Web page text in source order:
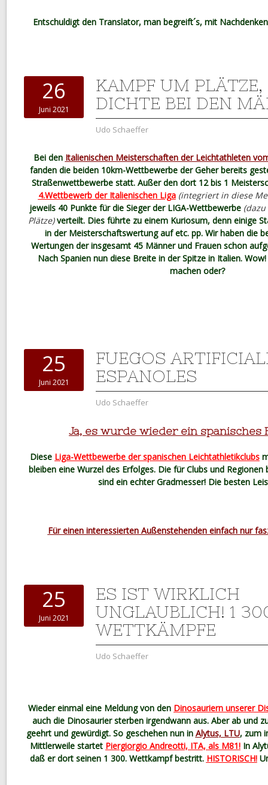
Entschuldigt den Translator, man begreift´s, mit
26
Juni 2021
KAMPF UM PLÄTZE,
DICHTE BEI DEN
Udo Schaeffer
Bei den Italienischen Meisterschaften der Leichtathleten
fanden die beiden 10km-Wettbewerbe der Geher bereits
Straßenwettbewerbe statt. Außer den dort 12 bis 1
4.Wettbewerb der Italienischen Liga (integriert in diese
jeweils 40 Punkte für die Sieger der LIGA-Wettbewerbe
Plätze)verteilt. Dies führte zu einem Kuriosum, denn einige
in der Meisterschaftswertung auf etc. pp. Wir haben die
Wertungen der insgesamt 45 Männer und Frauen schon
Nach Spanien nun diese Breite in der Spitze in Italien.
machen oder?
25
Juni 2021
FUEGOS
ESPANOLES
Udo Schaeffer
Ja, es wurde wieder ein spanisches
Diese Liga-Wettbewerbe der spanischen Leichtathletikclubs
bleiben eine Wurzel des Erfolges. Die für Clubs und
sind ein echter Gradmesser! Die besten
Für einen interessierten Außenstehenden einfach nur
25
Juni 2021
ES IST WIRKLICH
UNGLAUBLICH! 1
WETTKÄMPFE
Udo Schaeffer
Wieder einmal eine Meldung von den Dinosauriern unserer
auch die Dinosaurier sterben irgendwann aus. Aber ab und
geehrt und gewürdigt. So geschehen nun in Alytus, LTU, zum
Mittlerweile startet Piergiorgio Andreotti, ITA, als M81! In
daß er dort seinen 1 300. Wettkampf bestritt. HISTORISCH!